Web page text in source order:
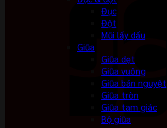
Đục
Đột
Mũi lấy dấu
Giũa
Giũa dẹt
Giũa vuông
Giũa bán nguyệt
Giũa tròn
Giũa tam giác
Bộ giũa